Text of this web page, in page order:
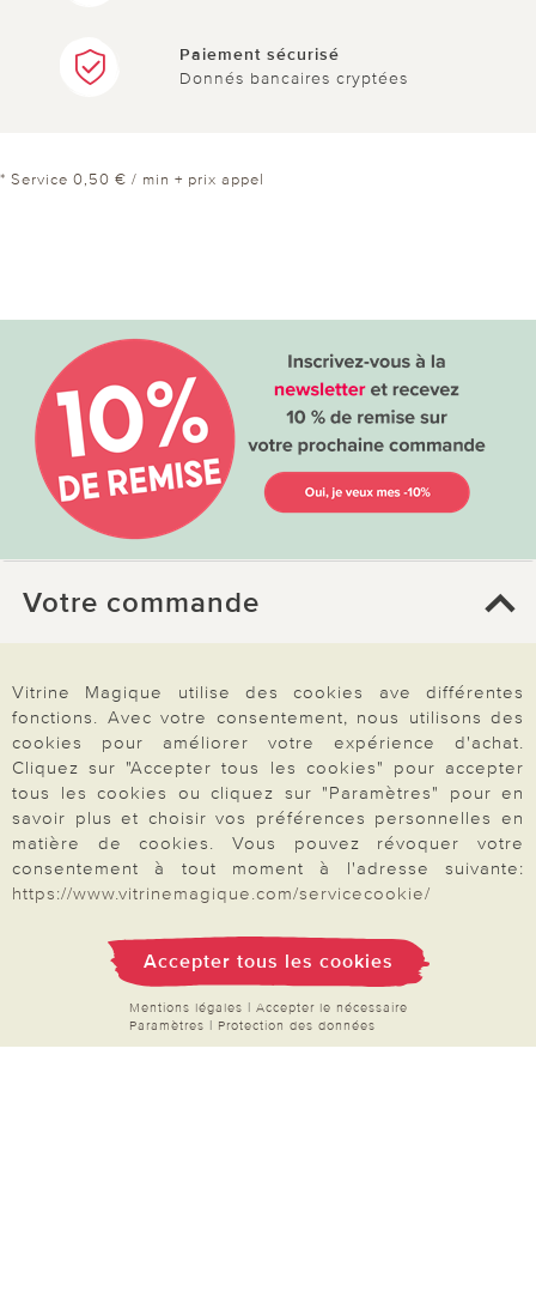
Paiement sécurisé
Donnés bancaires cryptées
* Service 0,50 € / min + prix appel
Votre commande
Mon compte
Inscription Newsletter
Demande de catalogue
Données personnelles
Droit de rétractation
Rétractation
Paiement & Livraison
Vitrine Magique utilise des cookies ave différentes
fonctions. Avec votre consentement, nous utilisons des
cookies pour améliorer votre expérience d'achat.
Cliquez sur "Accepter tous les cookies" pour accepter
tous les cookies ou cliquez sur "Paramètres" pour en
savoir plus et choisir vos préférences personnelles en
matière de cookies. Vous pouvez révoquer votre
consentement à tout moment à l'adresse suivante:
https://www.vitrinemagique.com/servicecookie/
Accepter tous les cookies
Mentions légales | Accepter le nécessaire
Paramètres | Protection des données